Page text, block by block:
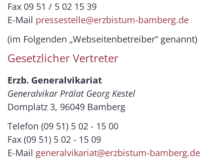
Fax 09 51 / 5 02 15 39
E-Mail pressestelle@erzbistum-bamberg.de
(im Folgenden „Webseitenbetreiber“ genannt)
Gesetzlicher Vertreter
Erzb. Generalvikariat
Generalvikar Prälat Georg Kestel
Domplatz 3, 96049 Bamberg
Telefon (09 51) 5 02 - 15 00
Fax (09 51) 5 02 - 15 09
E-Mail generalvikariat@erzbistum-bamberg.de